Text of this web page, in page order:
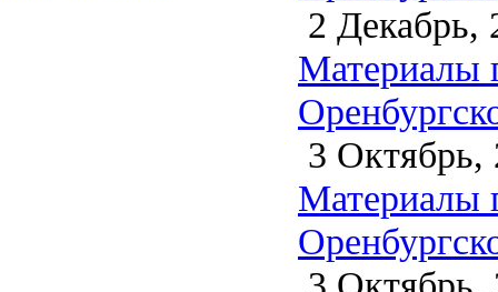
2 Декабрь,
Материалы
3 Октябрь,
Материалы